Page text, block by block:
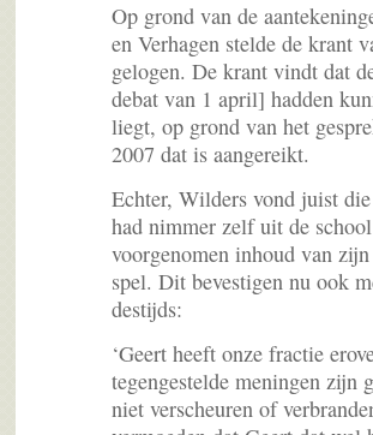
Op grond van de
en Verhagen stelde de krant
gelogen. De krant vindt dat
debat van 1 april] hadden
liegt, op grond van het
2007 dat is aangereikt.
Echter, Wilders vond juist
had nimmer zelf uit de
voorgenomen inhoud van
spel. Dit bevestigen nu ook
destijds:
‘Geert heeft onze fractie
tegengestelde meningen zijn
niet verscheuren of